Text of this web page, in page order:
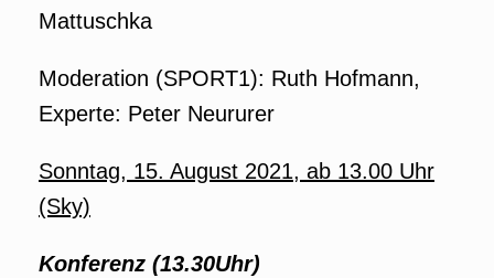
Mattuschka
Moderation (SPORT1): Ruth Hofmann,
Experte: Peter Neururer
Sonntag, 15. August 2021, ab 13.00 Uhr
(Sky)
Konferenz (13.30Uhr)